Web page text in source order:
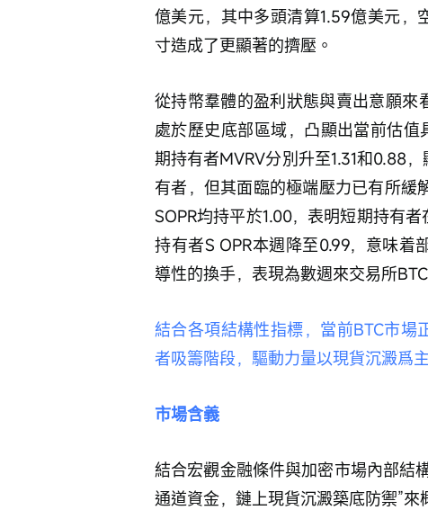
億美元，其中多頭清算1.59億美元
寸造成了更顯著的擠壓。
從持幣羣體的盈利狀態與賣出意願來
處於歷史底部區域，凸顯出當前估
期持有者MVRV分別升至1.31和0.88
有者，但其面臨的極端壓力已有所緩
SOPR均持平於1.00，表明短期持有
持有者S OPR本週降至0.99，意味
導性的換手，表現為數週來交易所
結合各項結構性指標，當前BTC市
者吸籌階段，驅動力量以現貨沉澱爲
市場含義
結合宏觀金融條件與加密市場內部結
通道資金，鏈上現貨沉澱築底防禦”來